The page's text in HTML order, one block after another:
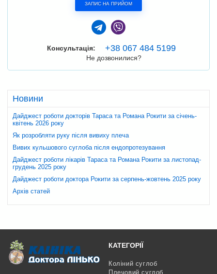
Новини
Дайджест роботи докторів Тараса та Романа Рокити за січень-
квітень 2026 року
Як розробляти руку після вивиху плеча
Вивих кульшового суглоба після ендопротезування
Дайджест роботи лікарів Тараса та Романа Рокити за листопад-
грудень 2025 року
Дайджест роботи доктора Рокити за серпень-жовтень 2025 року
Архів статей
ЗАПИС НА ПРИЙОМ
Консультація: +38 067 484 5199
Не дозвонилися?
КАТЕГОРІЇ
Коліний суглоб
Плечовий суглоб